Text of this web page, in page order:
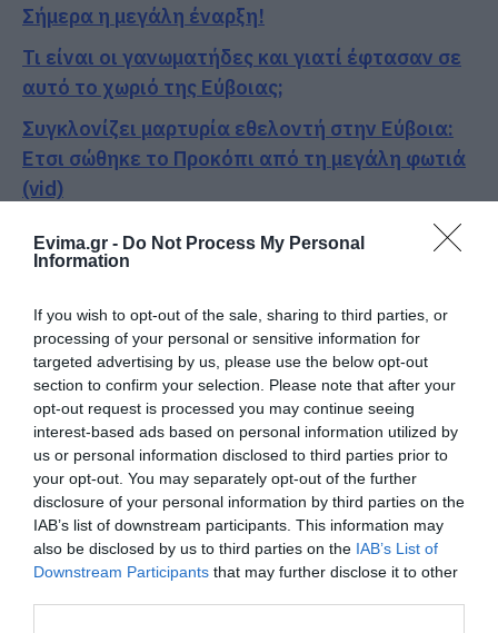
Evima.gr - Do Not Process My Personal
Information
If you wish to opt-out of the sale, sharing to third parties, or
processing of your personal or sensitive information for
targeted advertising by us, please use the below opt-out
section to confirm your selection. Please note that after your
opt-out request is processed you may continue seeing
interest-based ads based on personal information utilized by
us or personal information disclosed to third parties prior to
your opt-out. You may separately opt-out of the further
disclosure of your personal information by third parties on the
IAB’s list of downstream participants. This information may
also be disclosed by us to third parties on the IAB’s List of
Downstream Participants that may further disclose it to other
Σήμερα η μεγάλη έναρξη!
Τι είναι οι γανωματήδες και γιατί έφτασαν σε
αυτό το χωριό της Εύβοιας;
Συγκλονίζει μαρτυρία εθελοντή στην Εύβοια:
Ετσι σώθηκε το Προκόπι από τη μεγάλη φωτιά
(vid)
Είσαι διακοπές στην Εύβοια και θες γεύσεις
στα κάρβουνα; Έλα στο «Παλιό Πιθάρι»!
Ακολουθήστε το evima.gr στοGoogle News
Διαβάστε όλες τις ειδήσεις για την Εύβοια
Διαβάστε όλες τιςτελευταίες ειδήσειςγια την
Ελλάδακαι τον Κόσμοστοevima.gr
TAGS: ΔΕΥΑΧ ΕΙΔΗΣΕΙΣ ΕΥΒΟΙΑ
ΕΥΒΟΙΑ
ΜΗΧΑΝΗΜΑ
ΝΕΑ ΕΥΒΟΙΑ
ΡΟΗ ΕΙΔΗΣΕΩΝ
Η Κύμη στο επίκεντρο της